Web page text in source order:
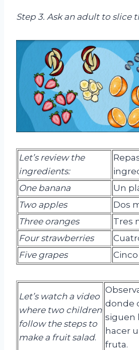
Step 3. Ask an adult to slice
Let’s review the
ingredients:
One banana
Un
Two apples
Dos
Three oranges
Tres
Four strawberries
Five grapes
Let’s watch a video
where two children
follow the steps to
make a fruit salad.
donde
siguen
hacer
fruta.